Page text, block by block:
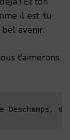
il est, tu
avenir.
t’aimerons.
Deschamps,